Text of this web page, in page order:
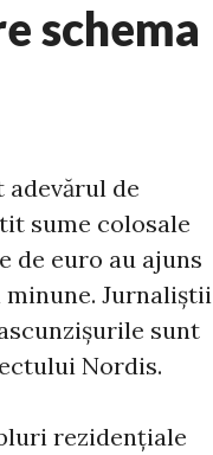
schema
adevărul de
sume colosale
de euro au ajuns
Jurnaliștii
sunt
Nordis.
rezidențiale